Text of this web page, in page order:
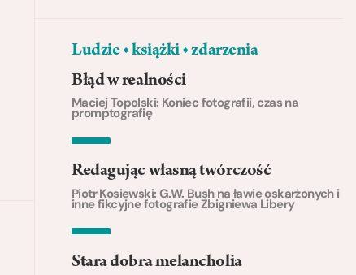
Ludzie ◆ książki ◆ zdarzenia
Błąd w realności
Maciej Topolski: Koniec fotografii, czas na
promptografię
Redagując własną twórczość
Piotr Kosiewski: G.W. Bush na ławie oskarżonych i
inne fikcyjne fotografie Zbigniewa Libery
Stara dobra melancholia